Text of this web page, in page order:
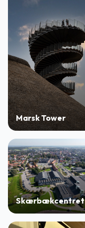
Marsk Tower
Skærbækcentret